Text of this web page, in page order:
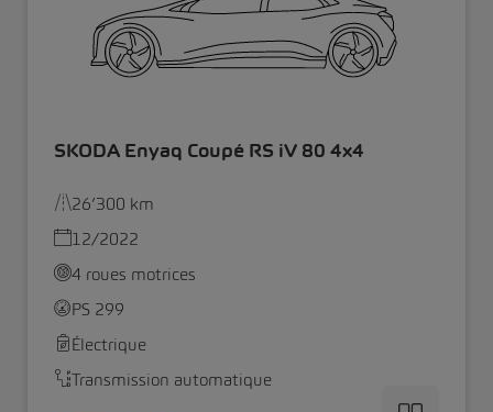
SKODA Enyaq Coupé RS iV 80 4x4
26’300 km
12/2022
4 roues motrices
PS 299
Électrique
Transmission automatique